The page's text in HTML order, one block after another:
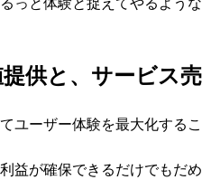
っと体験と捉えてやるような
供と、サービス
ユーザー体験を最大化する
益が確保できるだけでもだめ